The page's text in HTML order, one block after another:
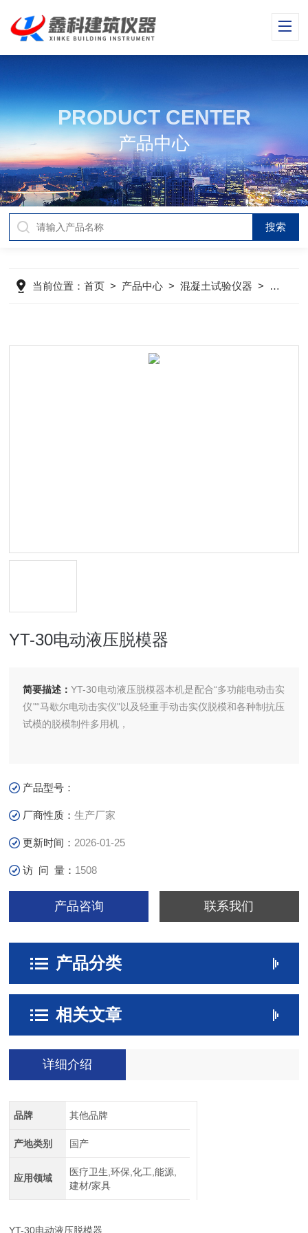
PRODUCT CENTER
产品中心
当前位置：首页 > 产品中心 >混凝土试验仪器 > 混凝土
YT-30电动液压脱模器
简要描述：YT-30电动液压脱模器本机是配合“多功能电动击实
仪"“马歇尔电动击实仪"以及轻重手动击实仪脱模和各种制抗压
试模的脱模制件多用机，
产品型号：
厂商性质：生产厂家
更新时间： 2026-01-25
访 问 量： 1508
产品咨询 联系我们
产品分类
相关文章
详细介绍
品牌 其他品牌
产地类别 国产
应用领域
医疗卫生,环保,化工,能源,
建材/家具
YT-30电动液压脱模器